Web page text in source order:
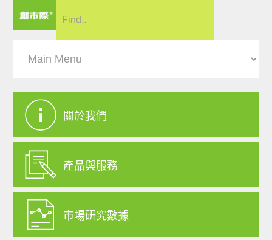
關於我們
產品與服務
市場研究數據